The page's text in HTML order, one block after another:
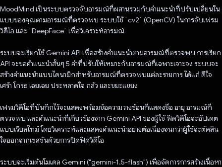
MoodMind เป็นระบบตรวจจับอารมณ์ที่ผสานรวมกับคําแนะนําที่ปรับเปลี่ยนใน
แบบของคุณตามอารมณ์ที่ตรวจพบ ระบบใช้ `cv2` (OpenCV) ในการจับเฟรม
วิดีโอ และ `DeepFace` เพื่อวิเคราะห์อารมณ์
ระบบจะเรียกใช้ Gemini API เพื่อสร้างคําแนะนําตามอารมณ์ที่ตรวจพบ การเรียก
API จะขอคําแนะนําสั้นๆ 5 คําที่ปรับให้เหมาะกับอารมณ์ที่เฉพาะเจาะจง ระบบจะ
สร้างคําแนะนําแบบไดนามิกสําหรับอารมณ์ที่ตรวจพบแต่ละรายการ ได้แก่ ดีใจ
เศร้า โกรธ เฉยเฉย ประหลาดใจ กลัว และขยะแขยง
เฟรมวิดีโอที่บันทึกไว้จะแสดงพร้อมข้อความวางซ้อนที่แสดงชื่อ อายุ อารมณ์ที่
ตรวจพบ และคําแนะนําที่เกี่ยวข้องจาก Gemini API ของผู้ใช้ ฟีดวิดีโอจะอัปเดต
แบบเรียลไทม์ โดยวิเคราะห์และแสดงคําแนะนําอย่างต่อเนื่องจนกว่าผู้ใช้จะตัดสิน
ใจออกจากเซสชันด้วยการปิดฟีดวิดีโอ
ระบบจะเริ่มต้นโมเดล Gemini ("gemini-1.5-flash") เพื่อจัดการการสร้างเนื้อหา